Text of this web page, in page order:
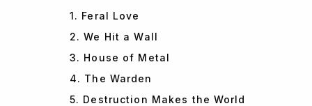
1. Feral Love
2. We Hit a Wall
3. House of Metal
4. The Warden
5. Destruction Makes the World